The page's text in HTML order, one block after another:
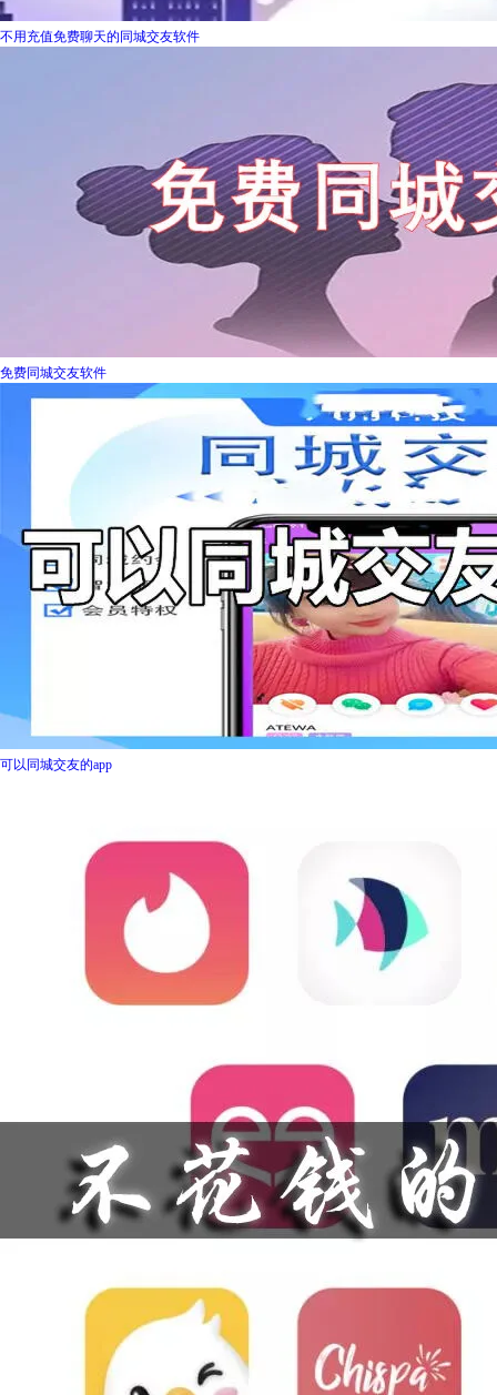
不用充值免费聊天的同城交友软件
免费同城交友软件
可以同城交友的app